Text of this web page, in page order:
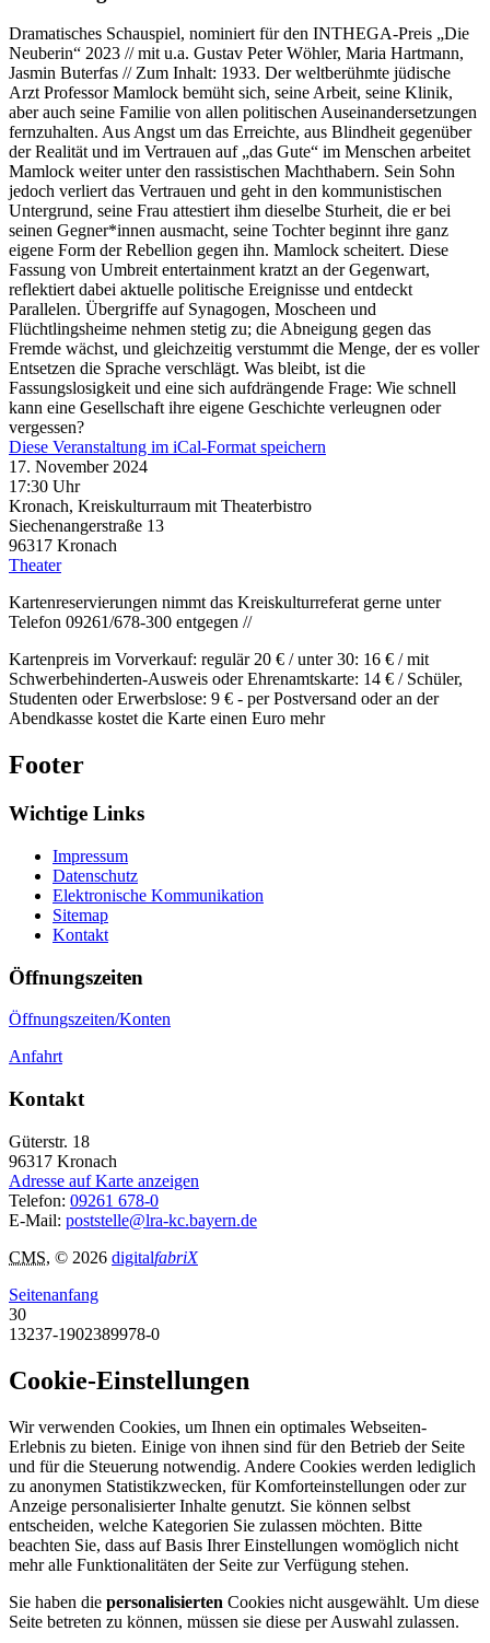
Dramatisches Schauspiel, nominiert für den INTHEGA-Preis „Die
Neuberin“ 2023 // mit u.a. Gustav Peter Wöhler, Maria Hartmann,
Jasmin Buterfas // Zum Inhalt: 1933. Der weltberühmte jüdische
Arzt Professor Mamlock bemüht sich, seine Arbeit, seine Klinik,
aber auch seine Familie von allen politischen Auseinandersetzungen
fernzuhalten. Aus Angst um das Erreichte, aus Blindheit gegenüber
der Realität und im Vertrauen auf „das Gute“ im Menschen arbeitet
Mamlock weiter unter den rassistischen Machthabern. Sein Sohn
jedoch verliert das Vertrauen und geht in den kommunistischen
Untergrund, seine Frau attestiert ihm dieselbe Sturheit, die er bei
seinen Gegner*innen ausmacht, seine Tochter beginnt ihre ganz
eigene Form der Rebellion gegen ihn. Mamlock scheitert. Diese
Fassung von Umbreit entertainment kratzt an der Gegenwart,
reflektiert dabei aktuelle politische Ereignisse und entdeckt
Parallelen. Übergriffe auf Synagogen, Moscheen und
Flüchtlingsheime nehmen stetig zu; die Abneigung gegen das
Fremde wächst, und gleichzeitig verstummt die Menge, der es voller
Entsetzen die Sprache verschlägt. Was bleibt, ist die
Fassungslosigkeit und eine sich aufdrängende Frage: Wie schnell
kann eine Gesellschaft ihre eigene Geschichte verleugnen oder
vergessen?
Diese Veranstaltung im iCal-Format speichern
17. November 2024
17:30 Uhr
Kronach, Kreiskulturraum mit Theaterbistro
Siechenangerstraße 13
96317 Kronach
Theater
Kartenreservierungen nimmt das Kreiskulturreferat gerne unter
Telefon 09261/678-300 entgegen //
Kartenpreis im Vorverkauf: regulär 20 € / unter 30: 16 € / mit
Schwerbehinderten-Ausweis oder Ehrenamtskarte: 14 € / Schüler,
Studenten oder Erwerbslose: 9 € - per Postversand oder an der
Abendkasse kostet die Karte einen Euro mehr
Footer
Wichtige Links
Impressum
Datenschutz
Elektronische Kommunikation
Sitemap
Kontakt
Öffnungszeiten
Öffnungszeiten/Konten
Anfahrt
Kontakt
Güterstr. 18
96317 Kronach
Adresse auf Karte anzeigen
Telefon: 09261 678-0
E-Mail: poststelle@lra-kc.bayern.de
CMS, © 2026 digitalfabriX
Seitenanfang
30
13237-1902389978-0
Cookie-Einstellungen
Wir verwenden Cookies, um Ihnen ein optimales Webseiten-
Erlebnis zu bieten. Einige von ihnen sind für den Betrieb der Seite
und für die Steuerung notwendig. Andere Cookies werden lediglich
zu anonymen Statistikzwecken, für Komforteinstellungen oder zur
Anzeige personalisierter Inhalte genutzt. Sie können selbst
entscheiden, welche Kategorien Sie zulassen möchten. Bitte
beachten Sie, dass auf Basis Ihrer Einstellungen womöglich nicht
mehr alle Funktionalitäten der Seite zur Verfügung stehen.
Sie haben die personalisierten Cookies nicht ausgewählt. Um diese
Seite betreten zu können, müssen sie diese per Auswahl zulassen.